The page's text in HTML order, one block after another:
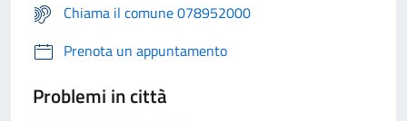
Chiama il comune 078952000
Prenota un appuntamento
Problemi in città